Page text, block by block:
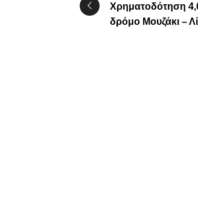
Χρηματοδότηση
δρόμο Μουζάκι –